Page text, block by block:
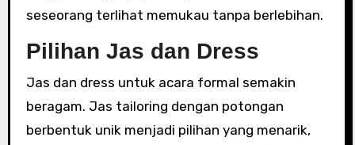
seseorang terlihat memukau tanpa berlebihan.
Pilihan Jas dan Dress
Jas dan dress untuk acara formal semakin
beragam. Jas tailoring dengan potongan
berbentuk unik menjadi pilihan yang menarik,